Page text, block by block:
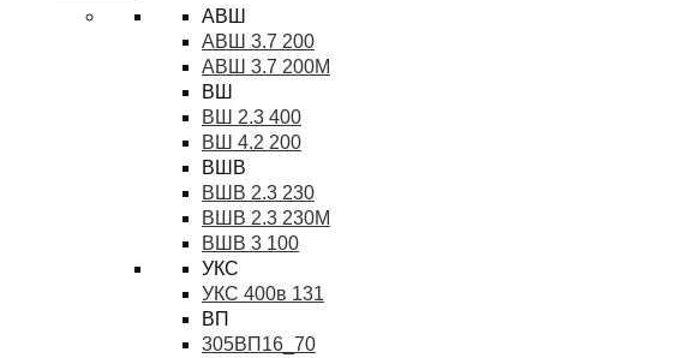
АВШ
АВШ 3.7 200
АВШ 3.7 200М
ВШ
ВШ 2.3 400
ВШ 4.2 200
ВШВ
ВШВ 2.3 230
ВШВ 2.3 230М
ВШВ 3 100
УКС
УКС 400в 131
ВП
305ВП16_70